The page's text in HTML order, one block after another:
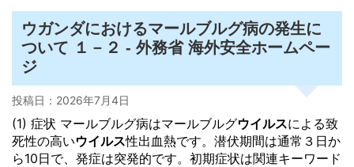
ウガンダにおけるマールブルグ病の発生に
ついて １－２ - 外務省 海外安全ホームペー
ジ
投稿日： 2026年7月4日
(1) 症状 マールブルグ病はマールブルグウイルスによる致
死性の高いウイルス性出血熱です。潜伏期間は通常３日か
ら10日で、発症は突発的です。初期症状は関連キーワード